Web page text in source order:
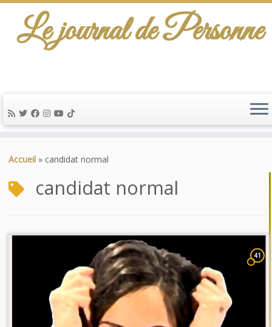
au
Le journal de Personne
Accueil » candidat normal
candidat normal
41